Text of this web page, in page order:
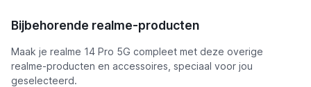
Bijbehorende realme-producten
Maak je realme 14 Pro 5G compleet met deze overige
realme-producten en accessoires, speciaal voor jou
geselecteerd.